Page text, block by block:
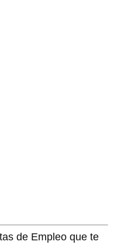
de Empleo que te